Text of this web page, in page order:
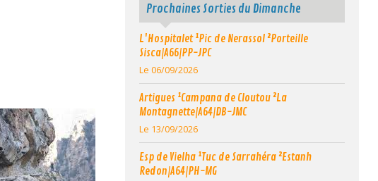
Prochaines Sorties du Dimanche
L'Hospitalet ¹Pic de Nerassol ²Porteille
Sisca|A66|PP-JPC
Le 06/09/2026
Artigues ¹Campana de Cloutou ²La
Montagnette|A64|DB-JMC
Le 13/09/2026
Esp de Vielha ¹Tuc de Sarrahéra ²Estanh
Redon|A64|PH-MG